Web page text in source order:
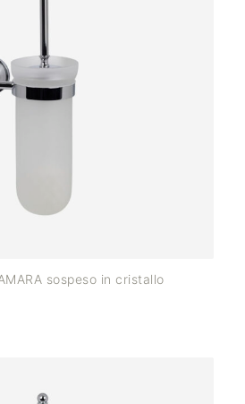
sospeso in cristallo